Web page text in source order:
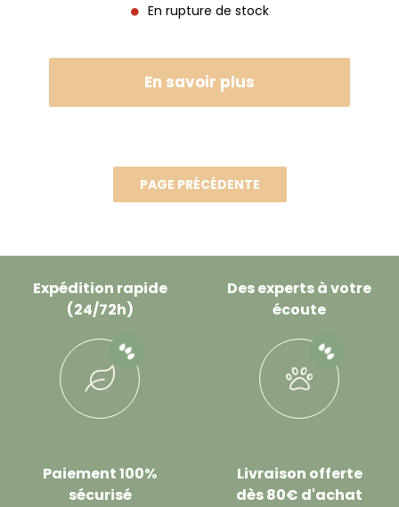
En rupture de stock
Expédition rapide
(24/72h)
Des experts à votre
écoute
Paiement 100%
sécurisé
Livraison offerte
dès 80€ d'achat